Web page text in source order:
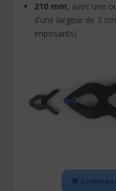
210 mm, avec une
d’une largeur de 3
imposants)